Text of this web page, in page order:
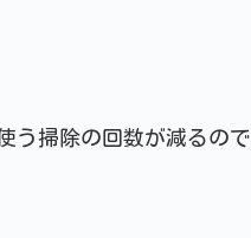
掃除の回数が減るの